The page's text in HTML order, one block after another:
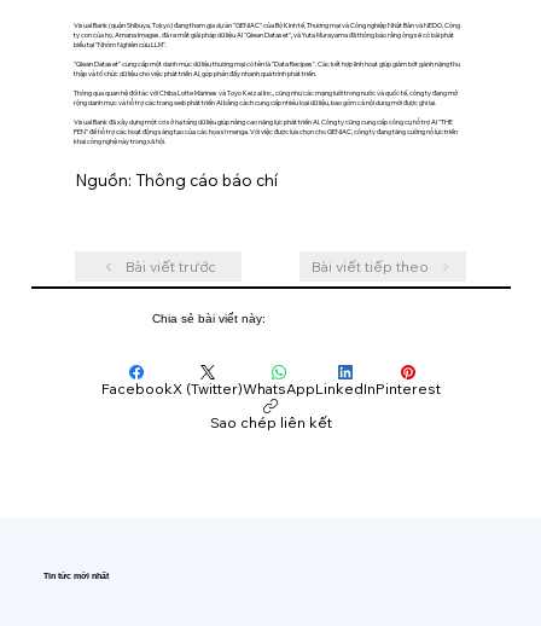
Visual Bank (quận Shibuya, Tokyo) đang tham gia dự án "GENIAC" của Bộ Kinh tế, Thương mại và Công nghiệp Nhật Bản và NEDO. Công
ty con của họ, Amana Images, đã ra mắt giải pháp dữ liệu AI "Qlean Dataset", và Yuta Murayama đã thông báo rằng ông sẽ có bài phát
biểu tại "Nhóm Nghiên cứu LLM".
"Qlean Dataset" cung cấp một danh mục dữ liệu thương mại có tên là "Data Recipes". Các kết hợp linh hoạt giúp giảm bớt gánh nặng thu
thập và tổ chức dữ liệu cho việc phát triển AI, góp phần đẩy nhanh quá trình phát triển.
Thông qua quan hệ đối tác với Chiba Lotte Marines và Toyo Keizai Inc., cũng như các mạng lưới trong nước và quốc tế, công ty đang mở
rộng danh mục và hỗ trợ các trang web phát triển AI bằng cách cung cấp nhiều loại dữ liệu, bao gồm cả nội dung mới được ghi lại.
Visual Bank đã xây dựng một cơ sở hạ tầng dữ liệu giúp nâng cao năng lực phát triển AI. Công ty cũng cung cấp công cụ hỗ trợ AI "THE
PEN" để hỗ trợ các hoạt động sáng tạo của các họa sĩ manga. Với việc được lựa chọn cho GENIAC, công ty đang tăng cường nỗ lực triển
khai công nghệ này trong xã hội.
Nguồn: Thông cáo báo chí
Bài viết trước Bài viết tiếp theo
Chia sẻ bài viết này:
FacebookX (Twitter)WhatsAppLinkedInPinterest
Sao chép liên kết
Tin tức mới nhất